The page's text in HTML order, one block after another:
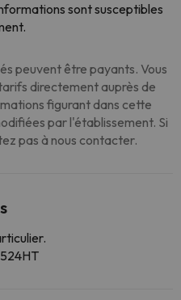
sont susceptibles
peuvent être payants. Vous
directement auprès de
figurant dans cette
par l'établissement. Si
pas à nous contacter.